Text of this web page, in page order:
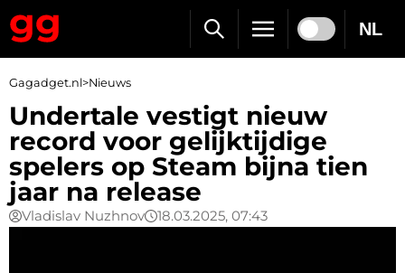
NL
Gagadget.nl>Nieuws
Undertale vestigt nieuw
record voor gelijktijdige
spelers op Steam bijna tien
jaar na release
Vladislav Nuzhnov 18.03.2025, 07:43